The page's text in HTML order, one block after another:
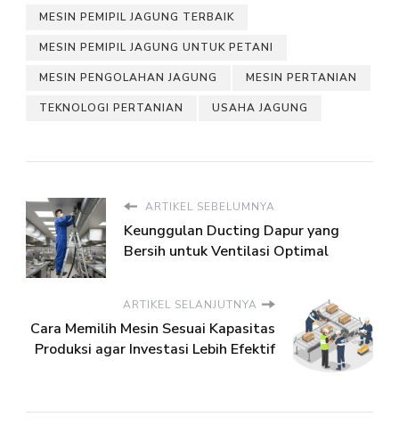
MESIN PEMIPIL JAGUNG TERBAIK
MESIN PEMIPIL JAGUNG UNTUK PETANI
MESIN PENGOLAHAN JAGUNG MESIN PERTANIAN
TEKNOLOGI PERTANIAN USAHA JAGUNG
ARTIKEL SEBELUMNYA
Keunggulan Ducting Dapur yang
Bersih untuk Ventilasi Optimal
ARTIKEL SELANJUTNYA
Cara Memilih Mesin Sesuai Kapasitas
Produksi agar Investasi Lebih Efektif